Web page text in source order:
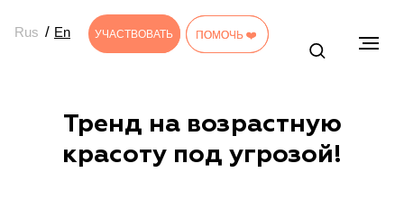
Rus En
/ ПОМОЧЬ ❤️
УЧАСТВОВАТЬ ПОМОЧЬ ❤️
УЧАСТВОВАТЬ
Тренд на возрастную
красоту под угрозой!